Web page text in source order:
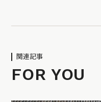
関連記事
FOR YOU